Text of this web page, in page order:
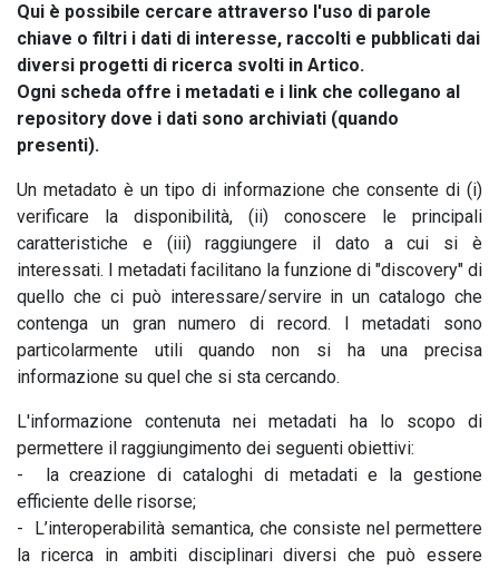
Qui è possibile cercare attraverso l'uso di parole
chiave o filtri i dati di interesse, raccolti e pubblicati dai
diversi progetti di ricerca svolti in Artico​.
​Ogni scheda offre i metadati e i link che collegano al
repository dove i dati sono archiviati ​(quando
presenti).
Un metadato è un tipo di informazione che consente di (i)
verificare la disponibilità, (ii) conoscere le principali
caratteristiche e (iii) raggiungere il dato a cui si è
interessati. I metadati facilitano la funzione di "discovery" di
quello che ci può interessare/servire in un catalogo che
contenga un gran numero di record. I metadati sono
particolarmente utili quando non si ha una precisa
informazione su quel che si sta cercando.
L'informazione contenuta nei metadati ha lo scopo di
permettere il raggiungimento dei seguenti obiettivi:
- la creazione di cataloghi di metadati e la gestione
efficiente delle risorse;
- L’interoperabilità semantica, che consiste nel permettere
la ricerca in ambiti disciplinari diversi che può essere